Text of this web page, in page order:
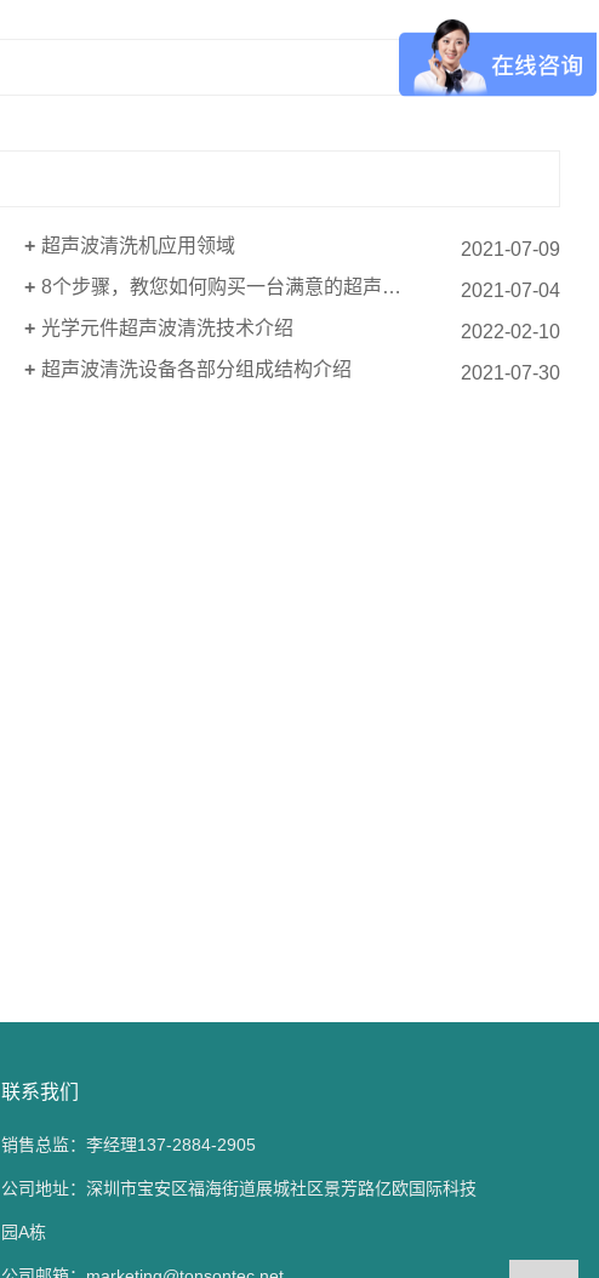
超声波清洗机应用领域
2021-07-09
8个步骤，教您如何购买一台满意的超声波清洗机
2021-07-04
光学元件超声波清洗技术介绍
2022-02-10
超声波清洗设备各部分组成结构介绍 2021-07-30
联系我们
销售总监：李经理137-2884-2905
公司地址：深圳市宝安区福海街道展城社区景芳路亿欧国际科技
园A栋